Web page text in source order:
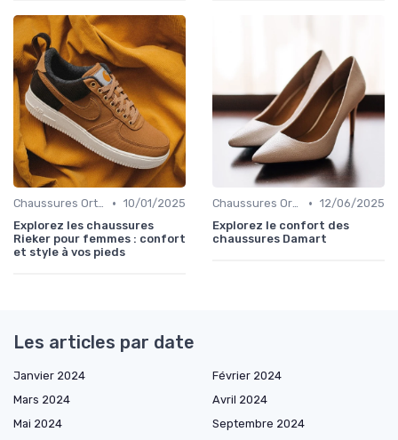
Chaussures Orthopédiques • 10/01/2025
Explorez les chaussures
Rieker pour femmes : confort
et style à vos pieds
Chaussures Orthopédiques • 12/06/2025
Explorez le confort des
chaussures Damart
Les articles par date
Janvier 2024
Février 2024
Mars 2024
Avril 2024
Mai 2024
Septembre 2024